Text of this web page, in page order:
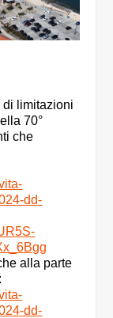
di limitazioni
70°
che
dd-
alla parte
dd-